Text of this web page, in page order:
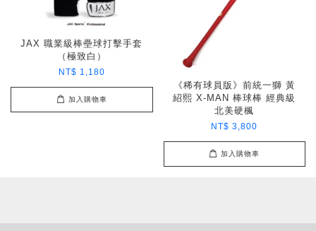
JAX 職業級棒壘球打擊手套
（極致白）
NT$ 1,180
加入購物車
《稀有球員版》前統一獅 黃
紹熙 X-MAN 棒球棒 經典級
北美硬楓
NT$ 3,800
加入購物車